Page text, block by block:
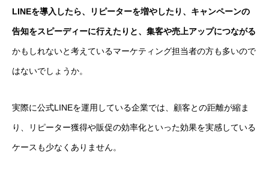
LINEを導入したら、リピーターを増やしたり、キャンペーンの
告知をスピーディーに行えたりと、集客や売上アップにつながる
かもしれないと考えているマーケティング担当者の方も多いので
はないでしょうか。
実際に公式LINEを運用している企業では、顧客との距離が縮ま
り、リピーター獲得や販促の効率化といった効果を実感している
ケースも少なくありません。